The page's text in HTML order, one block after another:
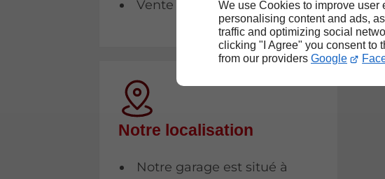
We use Cookies to improve user
personalising content and ads,
traffic and optimizing social
clicking "I Agree" you consent to
from our providers Google
Vente de véhicules
Notre localisation
Notre garage est situé à